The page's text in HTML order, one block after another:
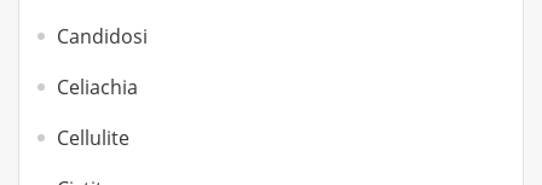
Candidosi
Celiachia
Cellulite